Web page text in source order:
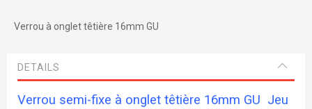
Verrou à onglet têtière 16mm GU
DETAILS
Verrou semi-fixe à onglet têtière 16mm GU Jeu